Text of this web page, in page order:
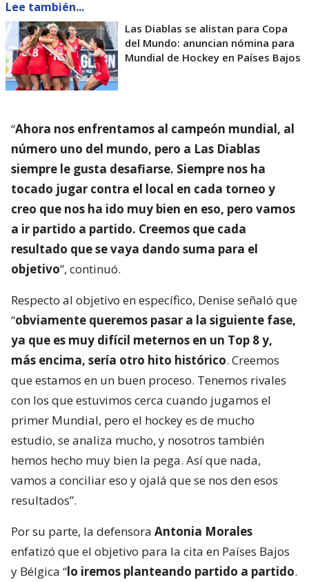
Lee también...
Las Diablas se alistan para Copa
del Mundo: anuncian nómina para
Mundial de Hockey en Países Bajos
“Ahora nos enfrentamos al campeón mundial, al
número uno del mundo, pero a Las Diablas
siempre le gusta desafiarse. Siempre nos ha
tocado jugar contra el local en cada torneo y
creo que nos ha ido muy bien en eso, pero vamos
a ir partido a partido. Creemos que cada
resultado que se vaya dando suma para el
objetivo”, continuó.
Respecto al objetivo en específico, Denise señaló que
“obviamente queremos pasar a la siguiente fase,
ya que es muy difícil meternos en un Top 8 y,
más encima, sería otro hito histórico. Creemos
que estamos en un buen proceso. Tenemos rivales
con los que estuvimos cerca cuando jugamos el
primer Mundial, pero el hockey es de mucho
estudio, se analiza mucho, y nosotros también
hemos hecho muy bien la pega. Así que nada,
vamos a conciliar eso y ojalá que se nos den esos
resultados”.
Por su parte, la defensora Antonia Morales
enfatizó que el objetivo para la cita en Países Bajos
y Bélgica “lo iremos planteando partido a partido.